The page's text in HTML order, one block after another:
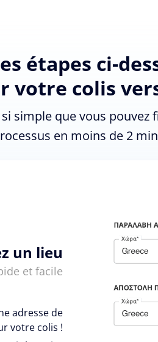
étapes ci-
votre colis
simple que vous pouvez
en moins de 2
un lieu
et facile
adresse de
votre colis !